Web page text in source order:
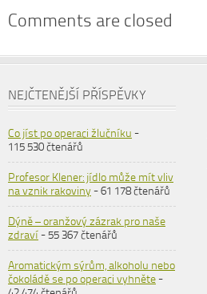
Comments are closed
NEJČTENĚJŠÍ PŘÍSPĚVKY
Co jíst po operaci žlučníku -
115 530 čtenářů
Profesor Klener: jídlo může mít vliv
na vznik rakoviny- 61 178 čtenářů
Dýně – oranžový zázrak pro naše
zdraví- 55 367 čtenářů
Aromatickým sýrům, alkoholu nebo
čokoládě se po operaci vyhněte-